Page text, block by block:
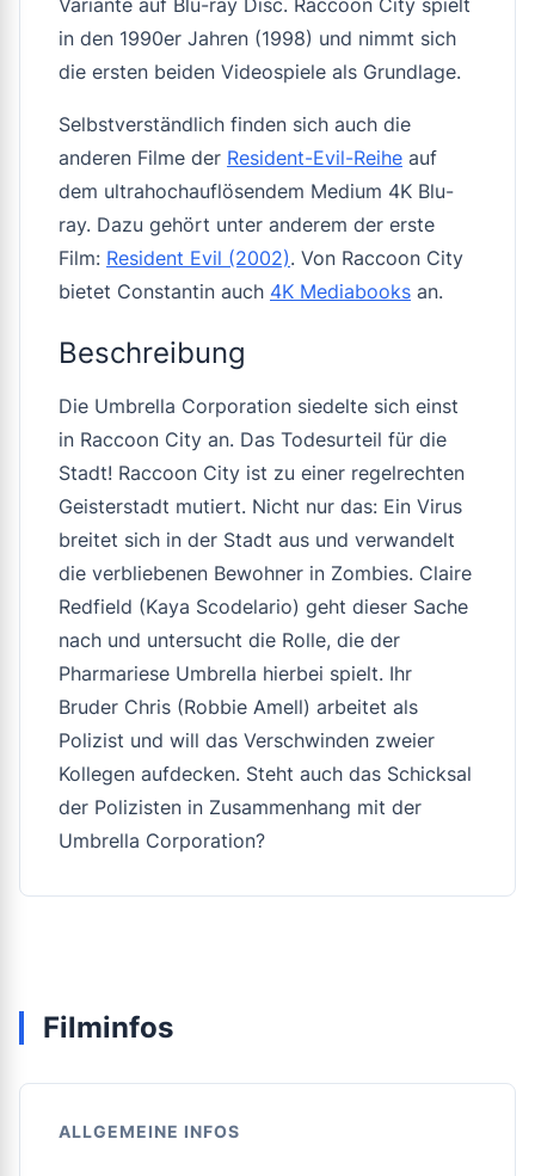
in den 1990er Jahren (1998) und nimmt sich
die ersten beiden Videospiele als Grundlage.
Selbstverständlich finden sich auch die
anderen Filme der Resident-Evil-Reihe auf
dem ultrahochauflösendem Medium 4K Blu-
ray. Dazu gehört unter anderem der erste
Film: Resident Evil (2002). Von Raccoon City
bietet Constantin auch 4K Mediabooks an.
Beschreibung
Die Umbrella Corporation siedelte sich einst
in Raccoon City an. Das Todesurteil für die
Stadt! Raccoon City ist zu einer regelrechten
Geisterstadt mutiert. Nicht nur das: Ein Virus
breitet sich in der Stadt aus und verwandelt
die verbliebenen Bewohner in Zombies. Claire
Redfield (Kaya Scodelario) geht dieser Sache
nach und untersucht die Rolle, die der
Pharmariese Umbrella hierbei spielt. Ihr
Bruder Chris (Robbie Amell) arbeitet als
Polizist und will das Verschwinden zweier
Kollegen aufdecken. Steht auch das Schicksal
der Polizisten in Zusammenhang mit der
Umbrella Corporation?
Filminfos
ALLGEMEINE INFOS